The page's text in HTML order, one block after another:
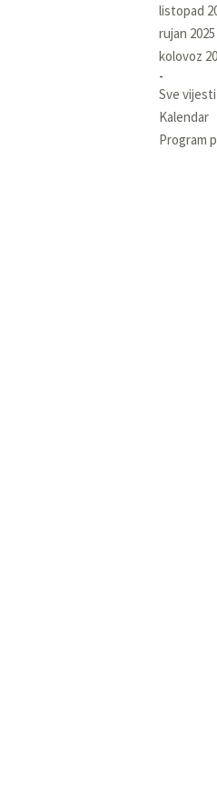
listopad
rujan 2025
kolovoz
Sve vijesti
Kalendar
Program